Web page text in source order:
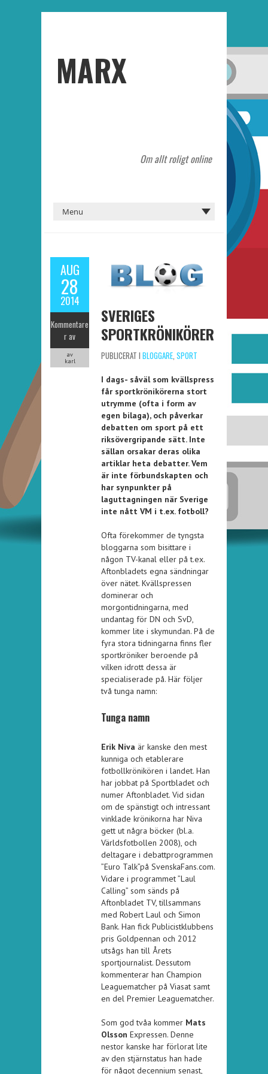
MARX
Om allt roligt online
AUG
28
2014
Kommentare
r av
av
karl
SVERIGES
SPORTKRÖNIKÖRER
PUBLICERAT I BLOGGARE SPORT
I dags- såväl som kvällspress
får sportkrönikörerna stort
utrymme (ofta i form av
egen bilaga), och påverkar
debatten om sport på ett
riksövergripande sätt. Inte
sällan orsakar deras olika
artiklar heta debatter. Vem
är inte förbundskapten och
har synpunkter på
laguttagningen när Sverige
inte nått VM i t.ex. fotboll?
Ofta förekommer de tyngsta
bloggarna som bisittare i
någon TV-kanal eller på t.ex.
Aftonbladets egna sändningar
över nätet. Kvällspressen
dominerar och
morgontidningarna, med
undantag för DN och SvD,
kommer lite i skymundan. På de
fyra stora tidningarna finns fler
sportkröniker beroende på
vilken idrott dessa är
specialiserade på. Här följer
två tunga namn:
Tunga namn
Erik Niva är kanske den mest
kunniga och etablerare
fotbollkrönikören i landet. Han
har jobbat på Sportbladet och
numer Aftonbladet. Vid sidan
om de spänstigt och intressant
vinklade krönikorna har Niva
gett ut några böcker (bl.a.
Världsfotbollen 2008), och
deltagare i debattprogrammen
”Euro Talk”på SvenskaFans.com.
Vidare i programmet ”Laul
Calling” som sänds på
Aftonbladet TV, tillsammans
med Robert Laul och Simon
Bank. Han fick Publicistklubbens
pris Goldpennan och 2012
utsågs han till Årets
sportjournalist. Dessutom
kommenterar han Champion
Leaguematcher på Viasat samt
en del Premier Leaguematcher.
Som god tvåa kommer Mats
Olsson Expressen. Denne
nestor kanske har förlorat lite
av den stjärnstatus han hade
för något decennium senast,